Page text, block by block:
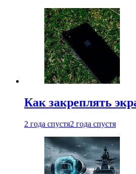
Как закреплять
2 года спустя2 года спустя